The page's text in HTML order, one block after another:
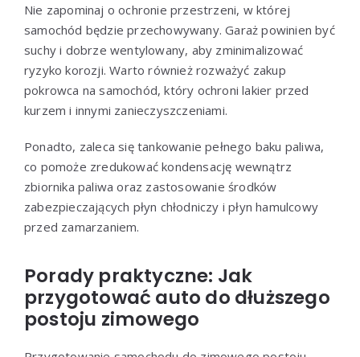
Nie zapominaj o ochronie przestrzeni, w której
samochód będzie przechowywany. Garaż powinien być
suchy i dobrze wentylowany, aby zminimalizować
ryzyko korozji. Warto również rozważyć zakup
pokrowca na samochód, który ochroni lakier przed
kurzem i innymi zanieczyszczeniami.
Ponadto, zaleca się tankowanie pełnego baku paliwa,
co pomoże zredukować kondensację wewnątrz
zbiornika paliwa oraz zastosowanie środków
zabezpieczających płyn chłodniczy i płyn hamulcowy
przed zamarzaniem.
Porady praktyczne: Jak
przygotować auto do dłuższego
postoju zimowego